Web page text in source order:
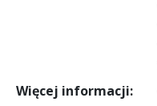
Więcej informacji: